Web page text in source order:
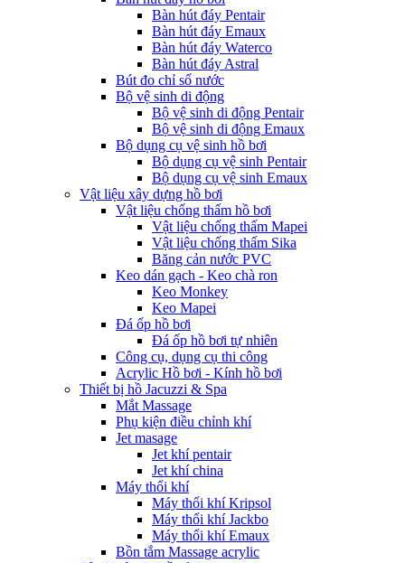
Bàn hút đáy Pentair
Bàn hút đáy Emaux
Bàn hút đáy Waterco
Bàn hút đáy Astral
Bút đo chỉ số nước
Bộ vệ sinh di động
Bộ vệ sinh di động Pentair
Bộ vệ sinh di động Emaux
Bộ dụng cụ vệ sinh hồ bơi
Bộ dụng cụ vệ sinh Pentair
Bộ dụng cụ vệ sinh Emaux
Vật liệu xây dựng hồ bơi
Vật liệu chống thấm hồ bơi
Vật liệu chống thấm Mapei
Vật liệu chống thấm Sika
Băng cản nước PVC
Keo dán gạch - Keo chà ron
Keo Monkey
Keo Mapei
Đá ốp hồ bơi
Đá ốp hồ bơi tự nhiên
Công cụ, dụng cụ thi công
Acrylic Hồ bơi - Kính hồ bơi
Thiết bị hồ Jacuzzi & Spa
Mắt Massage
Phụ kiện điều chỉnh khí
Jet masage
Jet khí pentair
Jet khí china
Máy thổi khí
Máy thổi khí Kripsol
Máy thổi khí Jackbo
Máy thổi khí Emaux
Bồn tắm Massage acrylic